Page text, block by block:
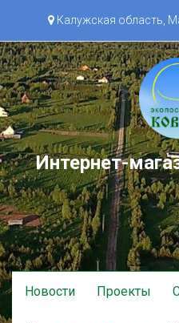
Калужская область,
Интернет-
Skip
to
Новости Проекты